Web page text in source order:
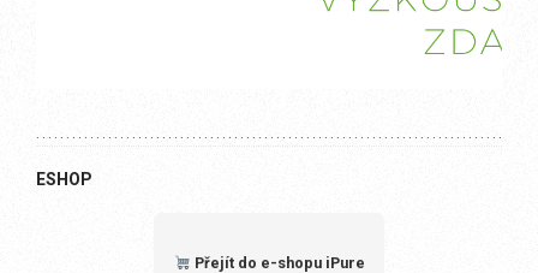
ESHOP
Přejít do e-shopu iPure